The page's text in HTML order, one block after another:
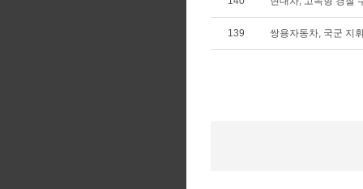
139 쌍용자동차, 국군 지